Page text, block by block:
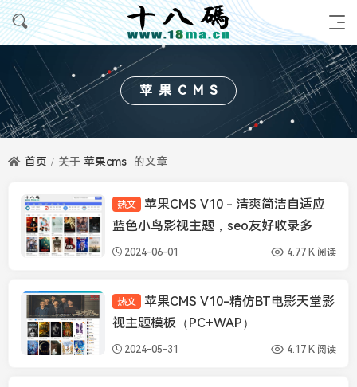
苹果CMS
首页 关于 苹果cms 的文章
苹果CMS模板
热文
苹果CMS V10 - 清爽简洁自适应
蓝色小鸟影视主题，seo友好收录多
2024-06-01 4.77 K 阅读
苹果CMS模板
热文
苹果CMS V10-精仿BT电影天堂影
视主题模板（PC+WAP）
2024-05-31 4.17 K 阅读